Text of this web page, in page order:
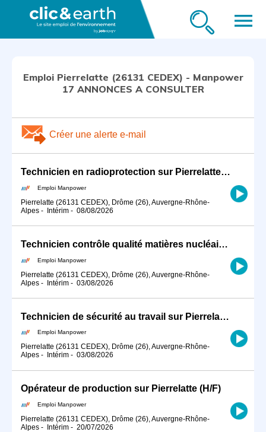
menu
Emploi Pierrelatte (26131 CEDEX) - Manpower
17 ANNONCES A CONSULTER
Créer une alerte e-mail
Technicien en radioprotection sur Pierrelatte (H/F)
Emploi Manpower
Pierrelatte (26131 CEDEX), Drôme (26), Auvergne-Rhône-
Alpes - Intérim - 08/08/2026
Technicien contrôle qualité matières nucléaires sur Pierrelatte (H/F)
Emploi Manpower
Pierrelatte (26131 CEDEX), Drôme (26), Auvergne-Rhône-
Alpes - Intérim - 03/08/2026
Technicien de sécurité au travail sur Pierrelatte (H/F)
Emploi Manpower
Pierrelatte (26131 CEDEX), Drôme (26), Auvergne-Rhône-
Alpes - Intérim - 03/08/2026
Opérateur de production sur Pierrelatte (H/F)
Emploi Manpower
Pierrelatte (26131 CEDEX), Drôme (26), Auvergne-Rhône-
Alpes - Intérim - 20/07/2026